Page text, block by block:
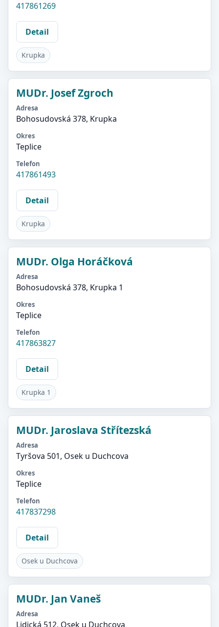
417861269
Detail
Krupka
MUDr. Josef Zgroch
Adresa
Bohosudovská 378, Krupka
Okres
Teplice
Telefon
417861493
Detail
Krupka
MUDr. Olga Horáčková
Adresa
Bohosudovská 378, Krupka 1
Okres
Teplice
Telefon
417863827
Detail
Krupka 1
MUDr. Jaroslava Střítezská
Adresa
Tyršova 501, Osek u Duchcova
Okres
Teplice
Telefon
417837298
Detail
Osek u Duchcova
MUDr. Jan Vaneš
Adresa
Lidická 512, Osek u Duchcova